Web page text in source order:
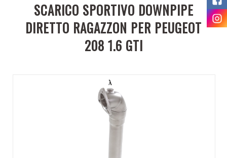
SCARICO SPORTIVO DOWNPIPE
DIRETTO RAGAZZON PER PEUGEOT
208 1.6 GTI